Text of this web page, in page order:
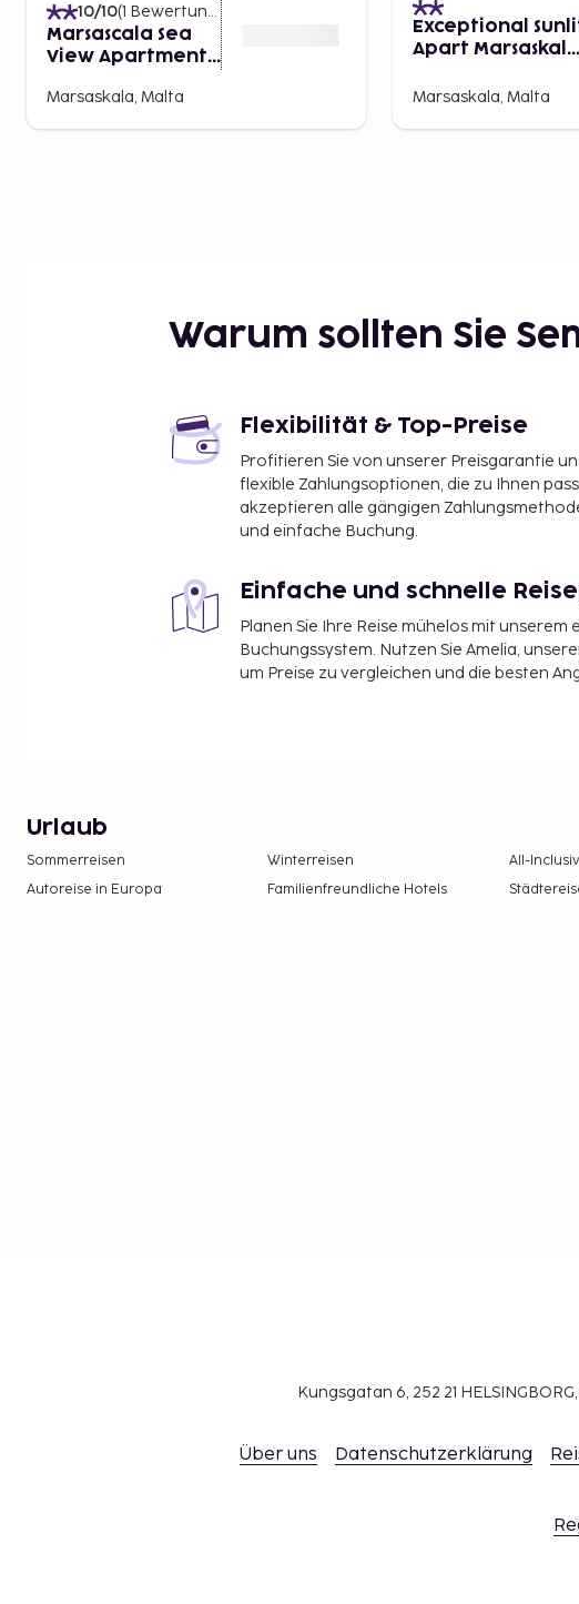
10/10(1 Bewertungen
Marsascala Sea
View Apartment
Marsaskala, Malta
Exceptional
Apart Marsaskala
Marsaskala, Malta
Warum sollten Sie
Flexibilität & Top-Preise
Profitieren Sie von unserer Preisgarantie
flexible Zahlungsoptionen, die zu Ihnen
akzeptieren alle gängigen
und einfache Buchung.
Einfache und schnelle
Planen Sie Ihre Reise mühelos mit unserem
Buchungssystem. Nutzen Sie Amelia,
um Preise zu vergleichen und die besten
Urlaub
Sommerreisen Winterreisen All-
Autoreise in Europa
Familienfreundliche Hotels
Kungsgatan 6, 252 21
Über uns Datenschutzerklärung